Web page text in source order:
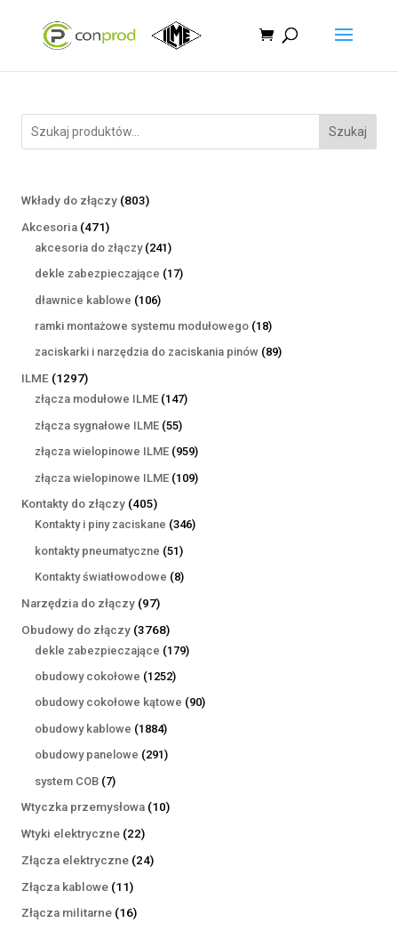
Szukaj
Wkłady do złączy 803803
Akcesoria 471471
produktów
akcesoria do złączy 241241
produktów
dekle zabezpieczające 1717
dławnice kablowe 106106
produktów
ramki montażowe systemu modułowego 1818
produktów
zaciskarki i narzędzia do zaciskania pinów 8989
ILME 12971297
produktów
złącza modułowe ILME 147147
złącza sygnałowe ILME 5555
produktów
złącza wielopinowe ILME 959959
produktów
złącza wielopinowe ILME 109109
Kontakty do złączy 405405
produktów
Kontakty i piny zaciskane 346346
kontakty pneumatyczne 5151
produktów
Kontakty światłowodowe 88
Narzędzia do złączy 9797
produktów
Obudowy do złączy 37683768
produktów
dekle zabezpieczające 179179
obudowy cokołowe 12521252
produkty
obudowy cokołowe kątowe 9090
obudowy kablowe 18841884
produkty
obudowy panelowe 291291
system COB 77
produktów
Wtyczka przemysłowa 1010
Wtyki elektryczne 2222
produkty
Złącza elektryczne 2424
Złącza kablowe 1111
produktów
Złącza militarne 1616